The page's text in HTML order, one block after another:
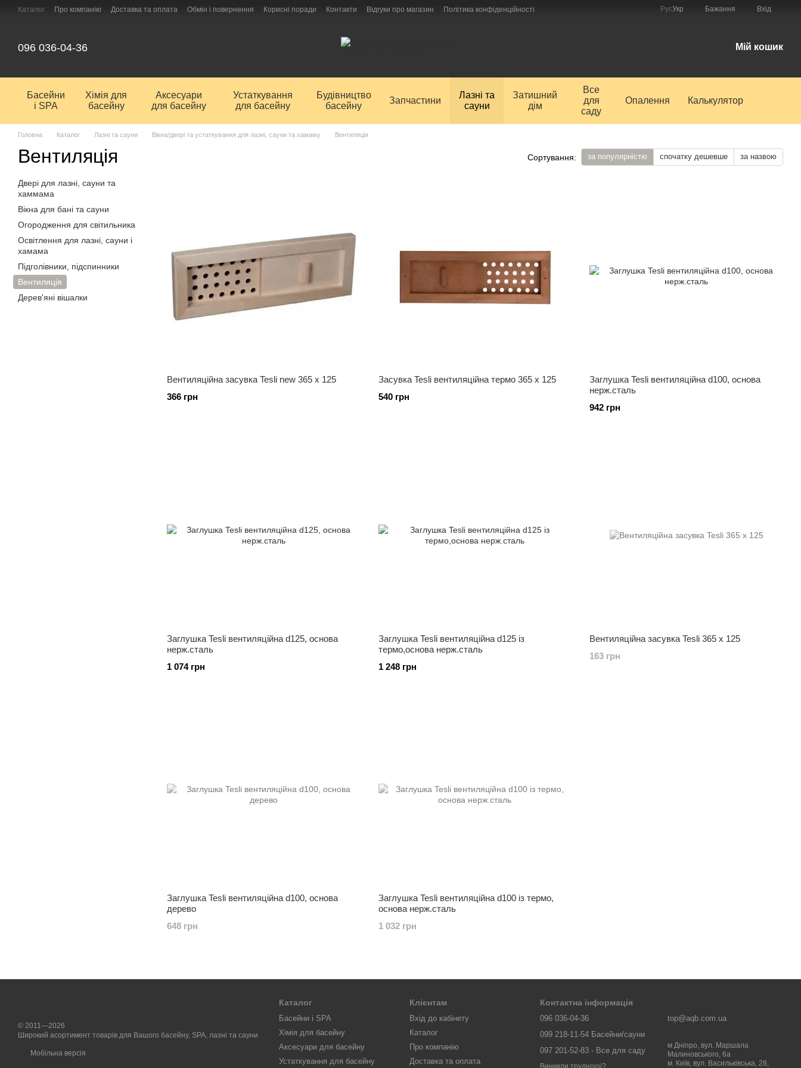
Перейти до основного контенту
Каталог Про компанію Доставка та оплата Обмін і повернення Корисні поради Контакти Відгуки про магазин Політика конфіденційності РусУкр Бажання Вхід
096 036-04-36 Мій кошик
Басейни
і SPA
Хімія для
басейну
Аксесуари
для басейну
Устаткування
для басейну
Будівництво
басейну
Запчастини
Лазні та
сауни
Затишний
дім
Все
для
саду
Опалення Калькулятор
Головна Каталог Лазні та сауни Вікна/двері та устаткування для лазні, сауни та хамаму Вентиляція
Вентиляція Сортування: за популярністю спочатку дешевше за назвою
Вентиляційна засувка Tesli new 365 x 125
366 грн
Засувка Tesli вентиляційна термо 365 x 125
540 грн
Заглушка Tesli вентиляційна d100, основа
нерж.сталь
942 грн
Заглушка Tesli вентиляційна d125, основа
нерж.сталь
1 074 грн
Заглушка Tesli вентиляційна d125 із
термо,основа нерж.сталь
1 248 грн
Вентиляційна засувка Tesli 365 x 125
163 грн
Заглушка Tesli вентиляційна d100, основа
дерево
648 грн
Заглушка Tesli вентиляційна d100 із термо,
основа нерж.сталь
1 032 грн
Двері для лазні, сауни та
хаммама
Вiкна для банi та сауни
Огородження для світильника
Освітлення для лазні, сауни і
хамама
Підголівники, підспинники
Вентиляція
Дерев'яні вішалки
© 2011—2026
Широкий асортимент товарів для Вашого басейну, SPA, лазні та сауни
Мобільна версія
Каталог
Басейни і SPA
Хімія для басейну
Аксесуари для басейну
Устаткування для басейну
Клієнтам
Вхід до кабінету
Каталог
Про компанію
Доставка та оплата
Контактна інформація
096 036-04-36
099 218-11-54 Басейни/сауни
097 201-52-83 - Все для саду
top@aqb.com.ua
м Дніпро, вул. Маршала
Малиновського, 6а
м. Київ, вул. Васильківська, 28,